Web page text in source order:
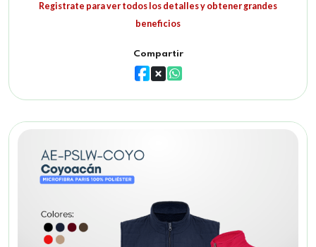
Registrate para ver todos los detalles y obtener grandes
beneficios
Compartir